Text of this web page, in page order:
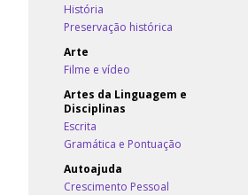
História
Preservação histórica
Arte
Filme e vídeo
Artes da Linguagem e
Disciplinas
Escrita
Gramática e Pontuação
Autoajuda
Crescimento Pessoal